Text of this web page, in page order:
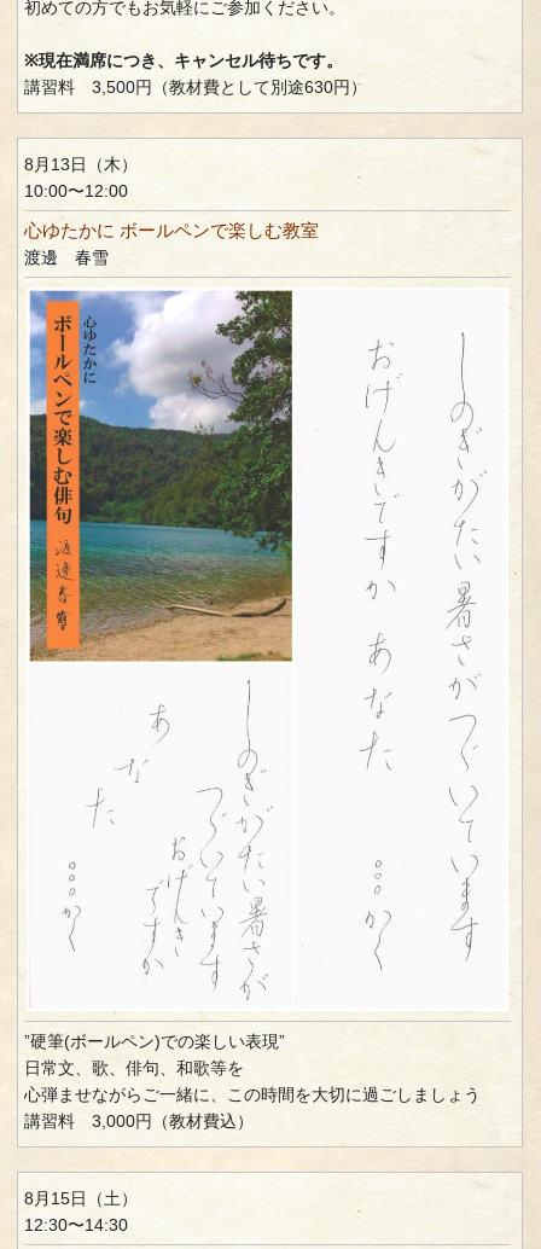
初めての方でもお気軽にご参加ください。
※現在満席につき、キャンセル待ちです。
講習料 3,500円（教材費として別途630円）
8月13日（木）
10:00〜12:00
心ゆたかに ボールペンで楽しむ教室
渡邊 春雪
”硬筆(ボールペン)での楽しい表現”
日常文、歌、俳句、和歌等を
心弾ませながらご一緒に、この時間を大切に過ごしましょう
講習料 3,000円（教材費込）
8月15日（土）
12:30〜14:30